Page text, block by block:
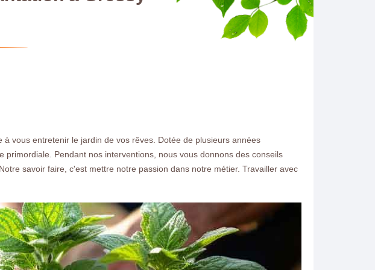
vous entretenir le jardin de vos rêves. Dotée de plusieurs années
Pendant nos interventions, nous vous donnons des conseils
savoir faire, c'est mettre notre passion dans notre métier. Travailler avec